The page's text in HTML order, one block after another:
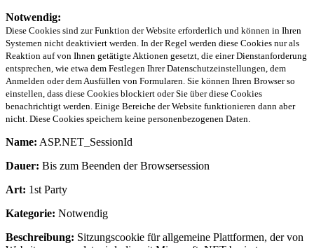
Notwendig:
Diese Cookies sind zur Funktion der Website erforderlich und können in Ihren
Systemen nicht deaktiviert werden. In der Regel werden diese Cookies nur als
Reaktion auf von Ihnen getätigte Aktionen gesetzt, die einer Dienstanforderung
entsprechen, wie etwa dem Festlegen Ihrer Datenschutzeinstellungen, dem
Anmelden oder dem Ausfüllen von Formularen. Sie können Ihren Browser so
einstellen, dass diese Cookies blockiert oder Sie über diese Cookies
benachrichtigt werden. Einige Bereiche der Website funktionieren dann aber
nicht. Diese Cookies speichern keine personenbezogenen Daten.
Name: ASP.NET_SessionId
Dauer: Bis zum Beenden der Browsersession
Art: 1st Party
Kategorie: Notwendig
Beschreibung: Sitzungscookie für allgemeine Plattformen, der von